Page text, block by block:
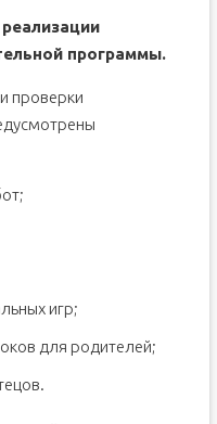
программы.
проверки
игр;
для родителей;